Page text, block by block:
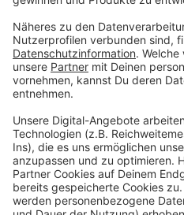
Vuvuzela, Trommeln,
verzichtet wurde und
... der/die jeweils
zur verstärkten
und Anwohner anhält.
Anzeige